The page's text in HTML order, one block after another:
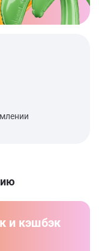
и кэшбэк